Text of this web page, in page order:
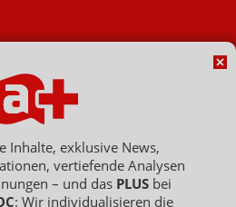
Inhalte, exklusive News,
vertiefende Analysen
– und das PLUS bei
: Wir individualisieren die